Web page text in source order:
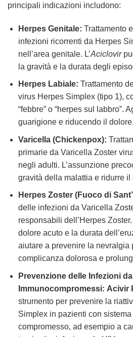
principali indicazioni includono:
Herpes Genitale: Trattamento
infezioni ricorrenti da Herpes
nell’area genitale. L’Aciclovir
la gravità e la durata degli
Herpes Labiale: Trattamento
virus Herpes Simplex (tipo 1),
“febbre” o “herpes sul labbro”.
guarigione e riducendo il dolore.
Varicella (Chickenpox):
primarie da Varicella Zoster
negli adulti. L’assunzione
gravità della malattia e ridurre
Herpes Zoster (Fuoco di
delle infezioni da Varicella
responsabili dell’Herpes
dolore acuto e la durata
aiutare a prevenire la nevralgia
complicanza dolorosa e
Prevenzione delle Infezioni
Immunocompromessi: Acivir
strumento per prevenire la
Simplex in pazienti con
compromesso, ad esempio a